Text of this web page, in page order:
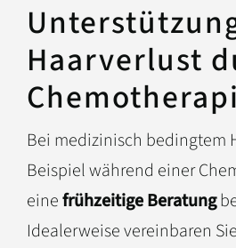
Haarverlust
Bei medizinisch bedingtem
Beispiel während einer
einefrühzeitige Beratung
Idealerweise vereinbaren